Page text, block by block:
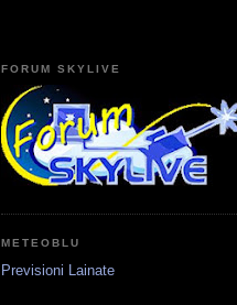
FORUM SKYLIVE
METEOBLU
Previsioni Lainate